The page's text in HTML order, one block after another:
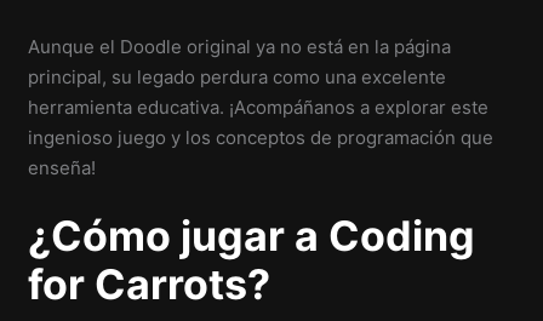
Aunque el Doodle original ya no está en la página
principal, su legado perdura como una excelente
herramienta educativa. ¡Acompáñanos a explorar este
ingenioso juego y los conceptos de programación que
enseña!
¿Cómo jugar a Coding
for Carrots?